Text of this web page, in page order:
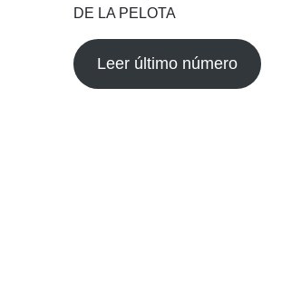
DE LA PELOTA
Leer último número